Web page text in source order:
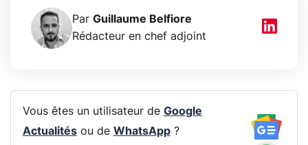
Par Guillaume Belfiore
Rédacteur en chef adjoint
Vous êtes un utilisateur de Google
Actualitésou de WhatsApp?